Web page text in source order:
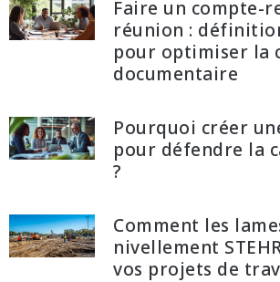
Faire un compte-
réunion :
pour optimiser la
documentaire
Pourquoi créer
pour défendre la
?
Comment les
nivellement
vos projets de